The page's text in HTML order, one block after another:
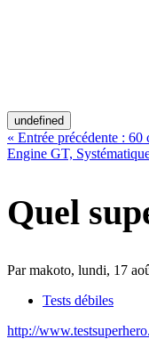
undefined
« Entrée précédente : 60
Engine GT,
Quel
Par makoto, lundi, 17
Tests débiles
http://